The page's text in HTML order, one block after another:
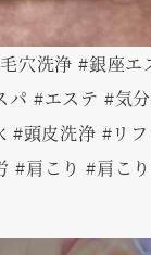
穴洗浄 #銀座
パ #エステ #気
#頭皮洗浄 #リ
#肩こり #肩こ